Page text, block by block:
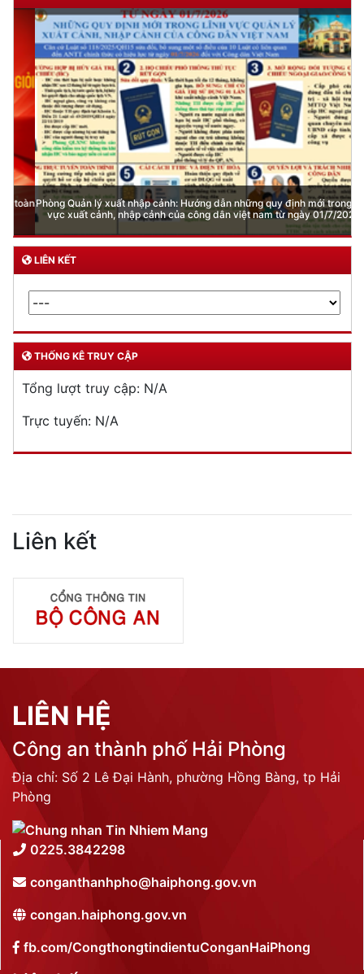
Phòng Quản lý xuất nhập cảnh: Hướng dẫn những quy định mới trong lĩnh
vực xuất cảnh, nhập cảnh của công dân việt nam từ ngày 01/7/2026
LIÊN KẾT
THỐNG KÊ TRUY CẬP
Tổng lượt truy cập: N/A
Trực tuyến: N/A
Liên kết
LIÊN HỆ
Công an thành phố Hải Phòng
Địa chỉ: Số 2 Lê Đại Hành, phường Hồng Bàng, tp Hải
Phòng
0225.3842298
conganthanhpho@haiphong.gov.vn
congan.haiphong.gov.vn
fb.com/CongthongtindientuConganHaiPhong